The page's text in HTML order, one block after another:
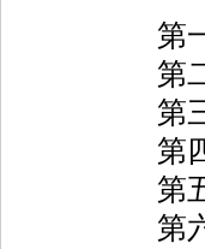
第一节
第二节
第三节
第四节
第五节
第六节